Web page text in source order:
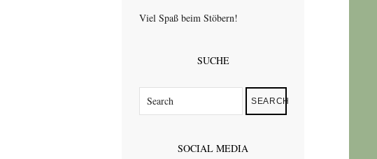
Viel Spaß beim Stöbern!
SUCHE
SEARCH
SOCIAL MEDIA